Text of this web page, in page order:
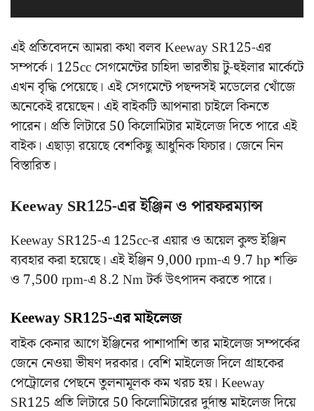
এই প্রতিবেদনে আমরা কথা বলব Keeway SR125-এর
সম্পর্কে। 125cc সেগমেন্টের চাহিদা ভারতীয় টু-হুইলার মার্কেটে
এখন বৃদ্ধি পেয়েছে। এই সেগমেন্টে পছন্দসই মডেলের খোঁজে
অনেকেই রয়েছেন। এই বাইকটি আপনারা চাইলে কিনতে
পারেন। প্রতি লিটারে 50 কিলোমিটার মাইলেজ দিতে পারে এই
বাইক। এছাড়া রয়েছে বেশকিছু আধুনিক ফিচার। জেনে নিন
বিস্তারিত।
Keeway SR125-এর ইঞ্জিন ও পারফরম্যান্স
Keeway SR125-এ 125cc-র এয়ার ও অয়েল কুল্ড ইঞ্জিন
ব্যবহার করা হয়েছে। এই ইঞ্জিন 9,000 rpm-এ 9.7 hp শক্তি
ও 7,500 rpm-এ 8.2 Nm টর্ক উৎপাদন করতে পারে।
Keeway SR125-এর মাইলেজ
বাইক কেনার আগে ইঞ্জিনের পাশাপাশি তার মাইলেজ সম্পর্কের
জেনে নেওয়া ভীষণ দরকার। বেশি মাইলেজ দিলে গ্রাহকের
পেট্রোলের পেছনে তুলনামূলক কম খরচ হয়। Keeway
SR125 প্রতি লিটারে 50 কিলোমিটারের দুর্দান্ত মাইলেজ দিয়ে